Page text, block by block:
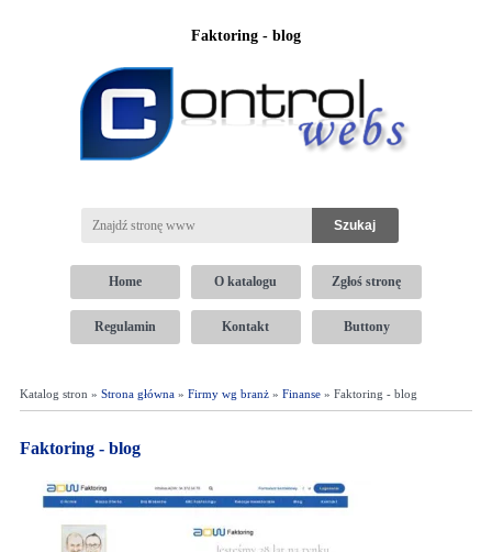
Faktoring - blog
Home O katalogu Zgłoś stronę
Regulamin Kontakt Buttony
Katalog stron » Strona główna» Firmy wg branż» Finanse» Faktoring - blog
Faktoring - blog